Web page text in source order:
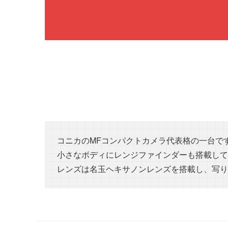
コニカのMFコンパクトカメラ代表格の一台で
小さなボディにレンジファインダーも搭載し
レンズは名玉ヘキサノンレンズを搭載し、写